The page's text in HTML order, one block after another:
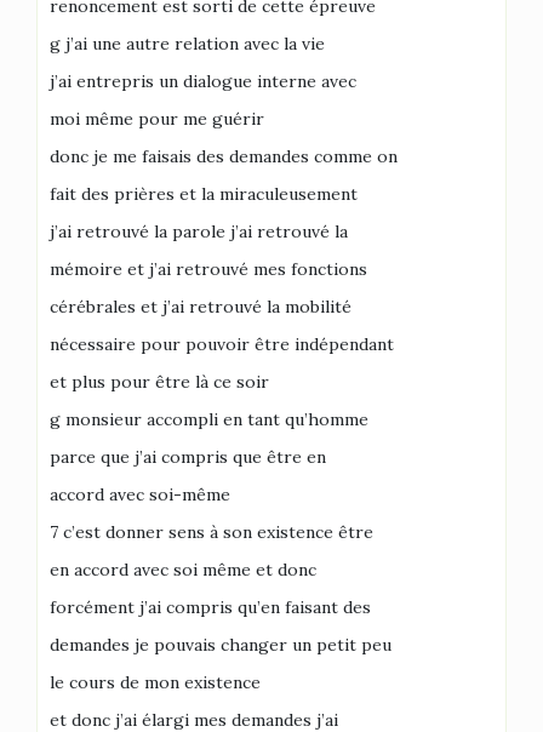
renoncement est sorti de cette épreuve
g j’ai une autre relation avec la vie
j’ai entrepris un dialogue interne avec
moi même pour me guérir
donc je me faisais des demandes comme on
fait des prières et la miraculeusement
j’ai retrouvé la parole j’ai retrouvé la
mémoire et j’ai retrouvé mes fonctions
cérébrales et j’ai retrouvé la mobilité
nécessaire pour pouvoir être indépendant
et plus pour être là ce soir
g monsieur accompli en tant qu’homme
parce que j’ai compris que être en
accord avec soi-même
7 c’est donner sens à son existence être
en accord avec soi même et donc
forcément j’ai compris qu’en faisant des
demandes je pouvais changer un petit peu
le cours de mon existence
et donc j’ai élargi mes demandes j’ai